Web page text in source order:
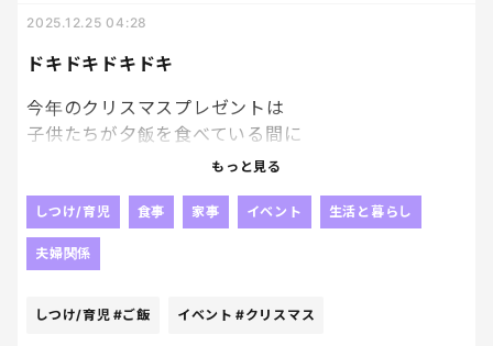
ドキドキドキドキ
2025.12.25 04:28
今年のクリスマスプレゼントは
子供たちが夕飯を食べている間に
セッティングしなければいけないので
今日の18時半頃にセットして
19時頃に帰宅するとうちゃんに
おかえりー！！と玄関に行った時に発見🎁の予定。
一生立ち直れません。笑
もっと見る
しつけ/育児 食事 家事 イベント 生活と暮らし
夫婦関係
しつけ/育児 #ご飯 イベント #クリスマス